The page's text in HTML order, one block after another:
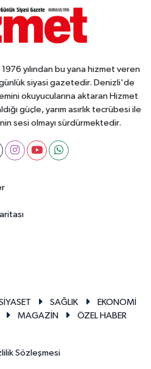
yılından bu yana hizmet veren
günlük siyasi gazetedir. Denizli'de
okuyucularına aktaran Hizmet
güçle, yarım asırlık tecrübesi ile
sesi olmayı sürdürmektedir.
SAĞLIK
EKONOMİ
MAGAZİN
ÖZEL HABER
Sözleşmesi